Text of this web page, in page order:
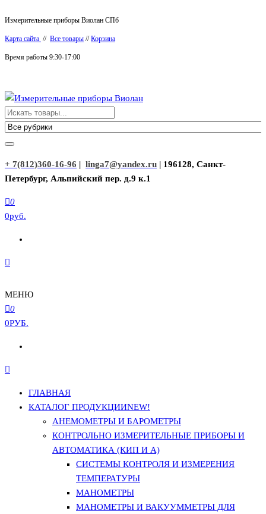
к
содержимому
Измерительные приборы Виолан СПб
Карта сайта // Все товары //Корзина
Время работы 9:30-17:00
Измерительные приборы Виолан
+ 7(812)360-16-96 | linga7@yandex.ru | 196128, Санкт-
Петербург, Альпийский пер. д.9 к.1
0
0руб.
МЕНЮ
0
0РУБ.
ГЛАВНАЯ
КАТАЛОГ ПРОДУКЦИИNEW!
АНЕМОМЕТРЫ И БАРОМЕТРЫ
КОНТРОЛЬНО ИЗМЕРИТЕЛЬНЫЕ ПРИБОРЫ И
АВТОМАТИКА (КИП И А)
СИСТЕМЫ КОНТРОЛЯ И ИЗМЕРЕНИЯ
ТЕМПЕРАТУРЫ
МАНОМЕТРЫ
МАНОМЕТРЫ И ВАКУУММЕТРЫ ДЛЯ